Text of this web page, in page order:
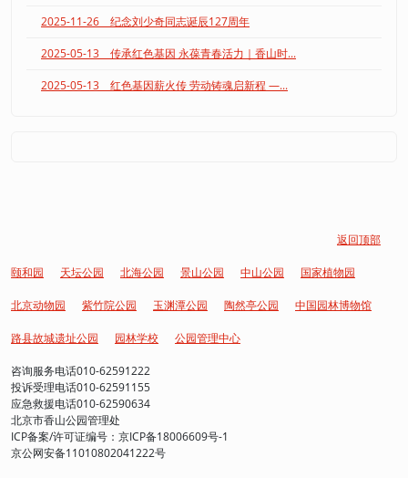
2025-11-26 纪念刘少奇同志诞辰127周年
2025-05-13 传承红色基因 永葆青春活力｜香山时...
2025-05-13 红色基因薪火传 劳动铸魂启新程 —...
返回顶部
颐和园 天坛公园 北海公园 景山公园 中山公园 国家植物园
北京动物园 紫竹院公园 玉渊潭公园 陶然亭公园 中国园林博物馆
路县故城遗址公园 园林学校 公园管理中心
咨询服务电话010-62591222
投诉受理电话010-62591155
应急救援电话010-62590634
北京市香山公园管理处
ICP备案/许可证编号：京ICP备18006609号-1
京公网安备11010802041222号